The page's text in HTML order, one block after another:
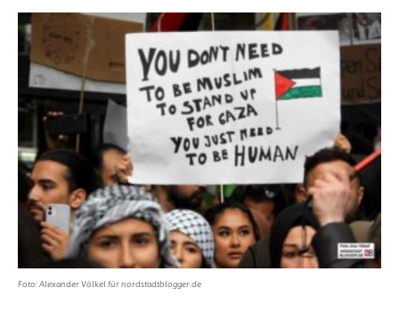
Foto: Alexander Völkel für nordstadtblogger.de